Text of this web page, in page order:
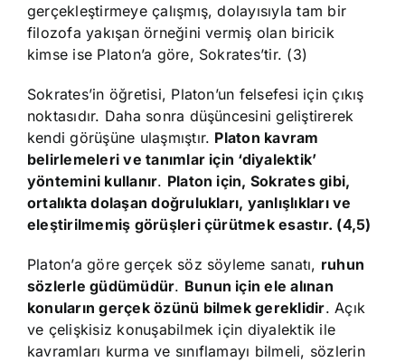
gerçekleştirmeye çalışmış, dolayısıyla tam bir
filozofa yakışan örneğini vermiş olan biricik
kimse ise Platon’a göre, Sokrates’tir. (3)
Sokrates’in öğretisi, Platon’un felsefesi için çıkış
noktasıdır. Daha sonra düşüncesini geliştirerek
kendi görüşüne ulaşmıştır. Platon kavram
belirlemeleri ve tanımlar için ‘diyalektik’
yöntemini kullanır. Platon için, Sokrates gibi,
ortalıkta dolaşan doğrulukları, yanlışlıkları ve
eleştirilmemiş görüşleri çürütmek esastır. (4,5)
Platon’a göre gerçek söz söyleme sanatı, ruhun
sözlerle güdümüdür. Bunun için ele alınan
konuların gerçek özünü bilmek gereklidir. Açık
ve çelişkisiz konuşabilmek için diyalektik ile
kavramları kurma ve sınıflamayı bilmeli, sözlerin